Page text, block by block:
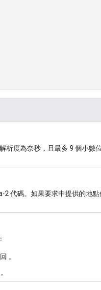
析度為奈秒，且最多 9 個小數
代碼。如果要求中提供的地
。